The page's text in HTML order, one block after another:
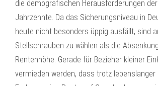
die demografischen Herausforderungen
Jahrzehnte. Da das Sicherungsniveau in
heute nicht besonders üppig ausfällt, sind
Stellschrauben zu wählen als die
Rentenhöhe. Gerade für Bezieher kleiner
vermieden werden, dass trotz lebenslanger